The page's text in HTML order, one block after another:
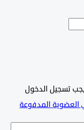
الدخول
المدفوعة